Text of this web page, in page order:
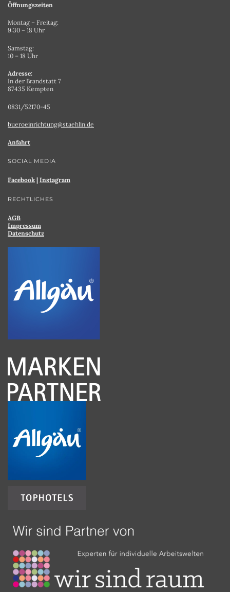
Öffnungszeiten
Montag – Freitag:
9:30 – 18 Uhr
Samstag:
10 – 18 Uhr
Adresse:
In der Brandstatt 7
87435 Kempten
0831/52170-45
bueroeinrichtung@staehlin.de
Anfahrt
SOCIAL MEDIA
Facebook | Instagram
RECHTLICHES
AGB
Impressum
Datenschutz